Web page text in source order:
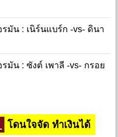
รมัน : เนิร์นแบร์ก -vs- ดินา
มัน : ซังต์ เพาลี -vs- กรอย
โดนใจจัด ทำเงินได้